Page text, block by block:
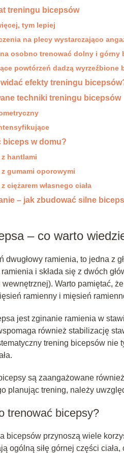
treningu bicepsów
tym lepiej
na plecy wystarczająco
osobno trenować dolny i górny
powtórzeń dadzą wyrzeźbione
efekty treningu
techniki treningu bicepsów
biceps w domu?
hantlami
gumami oporowymi
ciężarem własnego ciała
– jak zbudować silne
– co warto
dwugłowy ramienia, to jedna z
i składa się z dwóch
Warto pamiętać,
ramienny i mięsień
jest zginanie ramienia w
również stabilizację
trening bicepsów
są zaangażowane
planując trening, należy
trenować bicepsy?
bicepsów przynoszą wiele
ogólną siłę górnej części